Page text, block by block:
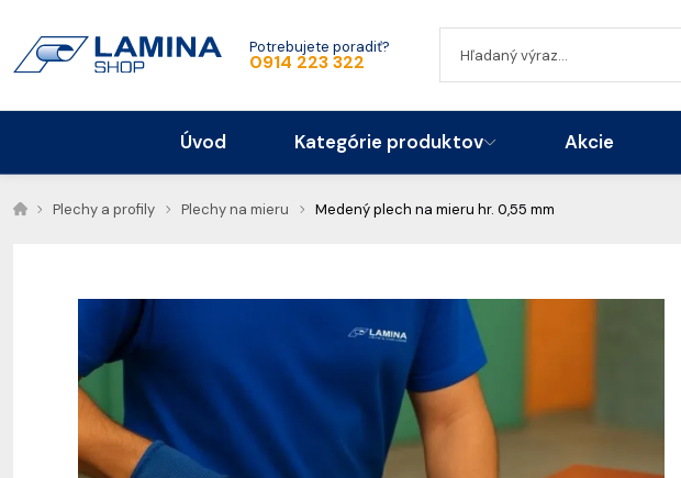
Potrebujete poradiť?
0914 223 322
Úvod Kategórie produktov Akcie
Plechy a profily Plechy na mieru Medený plech na mieru hr. 0,55 mm